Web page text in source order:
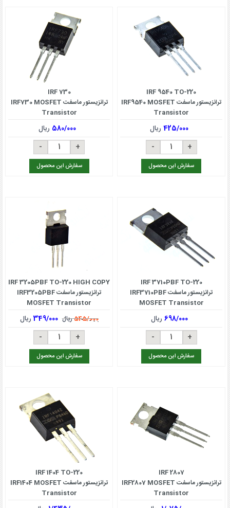
IRF 9540 TO-220
ترانزیستور ماسفت IRF9540 MOSFET
Transistor
425/000ریال
سفارش این محصول
IRF 730
ترانزیستور ماسفت IRF730 MOSFET
Transistor
580/000 ریال
سفارش این محصول
IRF 3710PBF TO-220
ترانزیستور ماسفت IRF3710PBF
MOSFET Transistor
698/000 ریال
سفارش این محصول
IRF 3205PBF TO-220 HIGH COPY
ترانزیستور ماسفت IRF3205PBF
MOSFET Transistor
545/000ریال 349/000ریال
سفارش این محصول
IRF 2807
ترانزیستور ماسفت IRF2807 MOSFET
Transistor
IRF 1404 TO-220
ترانزیستور ماسفت IRF1404 MOSFET
Transistor